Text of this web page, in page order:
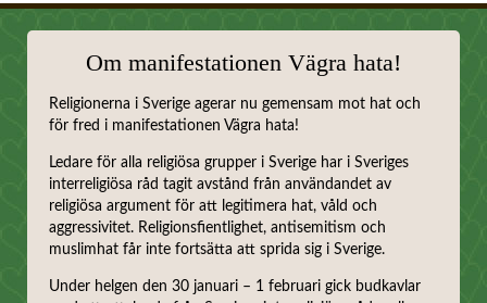
Om manifestationen Vägra hata!
Religionerna i Sverige agerar nu gemensam mot hat och
för fred i manifestationen Vägra hata!
Ledare för alla religiösa grupper i Sverige har i Sveriges
interreligiösa råd tagit avstånd från användandet av
religiösa argument för att legitimera hat, våld och
aggressivitet. Religionsfientlighet, antisemitism och
muslimhat får inte fortsätta att sprida sig i Sverige.
Under helgen den 30 januari – 1 februari gick budkavlar